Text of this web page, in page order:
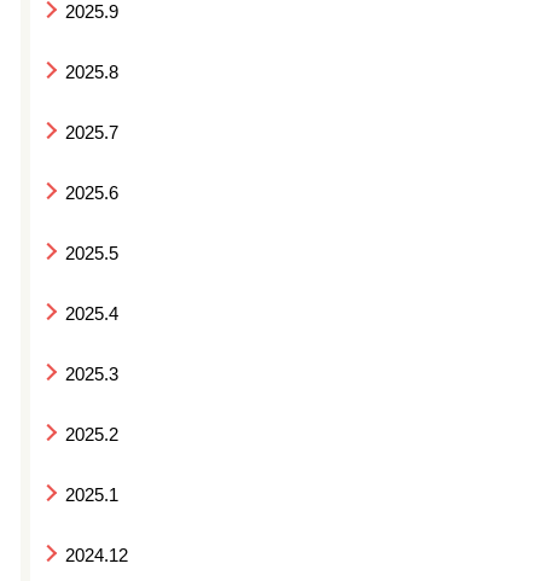
2025.9
2025.8
2025.7
2025.6
2025.5
2025.4
2025.3
2025.2
2025.1
2024.12